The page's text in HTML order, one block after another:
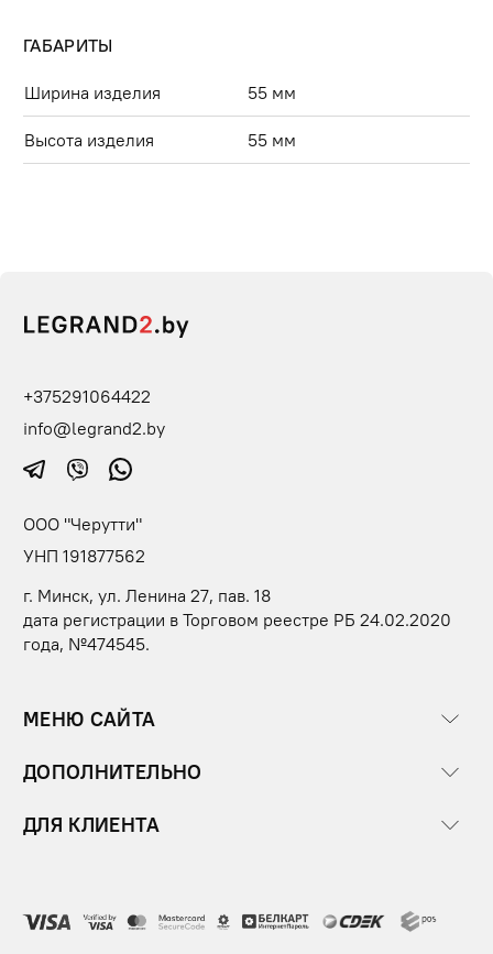
ГАБАРИТЫ
Ширина изделия 55 мм
Высота изделия 55 мм
+375291064422
info@legrand2.by
ООО "Черутти"
УНП 191877562
г. Минск, ул. Ленина 27, пав. 18
дата регистрации в Торговом реестре РБ 24.02.2020
года, №474545.
МЕНЮ САЙТА
ДОПОЛНИТЕЛЬНО
ДЛЯ КЛИЕНТА